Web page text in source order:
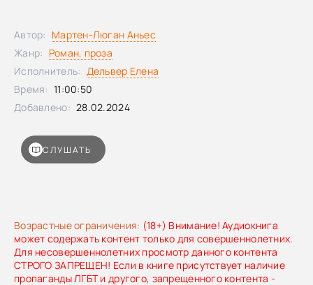
приятная и даже в чем-то комфортная жизнь рушится
после того, как Ортанс повреждает голеностоп и теперь
вынуждена вернуться в дом в Провансе, где прошло ее
детство и который до их пор хранит тепло родителей,
ушедших из жизни четыре года назад. Здесь ей предстоит
по-новому взглянуть на свою жизнь и попробовать с
Возрастные ограничения: (18+) Внимание! Аудиокнига
может содержать контент только для совершеннолетних.
Для несовершеннолетних просмотр данного контента
СТРОГО ЗАПРЕЩЕН! Если в книге присутствует наличие
пропаганды ЛГБТ и другого, запрещенного контента -
СЛУШАТЬ
Автор: Мартен-Люган Аньес
Жанр: Роман, проза
Исполнитель: Дельвер Елена
Время: 11:00:50
Добавлено: 28.02.2024